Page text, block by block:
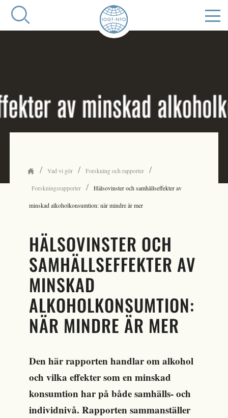
/ Vad vi gör / Forskning och rapporter /
Forskningsrapporter / Hälsovinster och samhällseffekter av
minskad alkoholkonsumtion: när mindre är mer
HÄLSOVINSTER OCH
SAMHÄLLSEFFEKTER AV
MINSKAD
ALKOHOLKONSUMTION:
NÄR MINDRE ÄR MER
Den här rapporten handlar om alkohol
och vilka effekter som en minskad
konsumtion har på både samhälls- och
individnivå. Rapporten sammanställer